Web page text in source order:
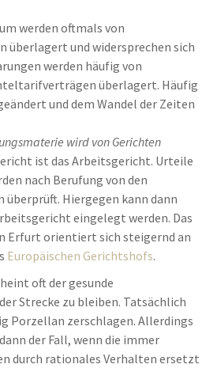
werden oftmals von
überlagert und widersprechen sich
werden häufig von
überlagert. Häufig
und dem Wandel der Zeiten
wird von Gerichten
ist das Arbeitsgericht. Urteile
nach Berufung von den
Hiergegen kann dann
eingelegt werden. Das
Erfurt orientiert sich steigernd an
Europäischen Gerichtshofs.
oft der gesunde
Strecke zu bleiben. Tatsächlich
Porzellan zerschlagen. Allerdings
der Fall, wenn die immer
durch rationales Verhalten ersetzt